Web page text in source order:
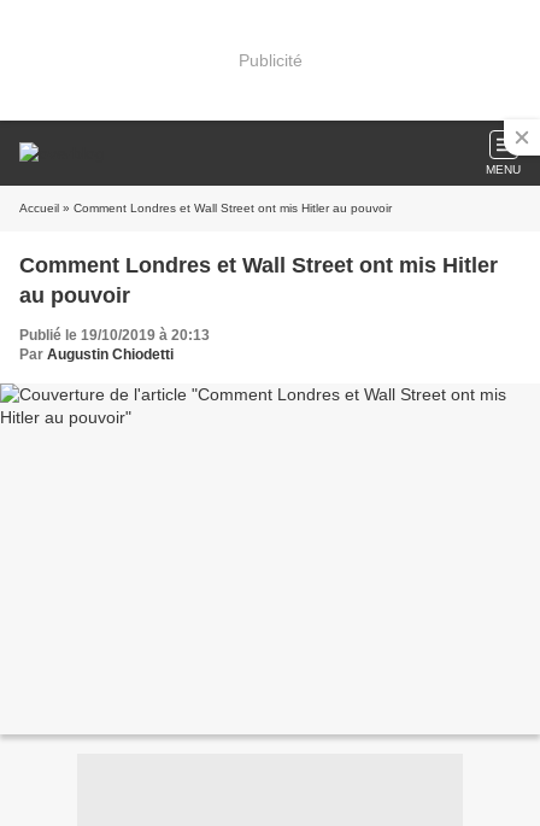
Publicité
MENU
Accueil » Comment Londres et Wall Street ont mis Hitler au pouvoir
Comment Londres et Wall Street ont mis Hitler
au pouvoir
Publié le 19/10/2019 à 20:13
Par Augustin Chiodetti